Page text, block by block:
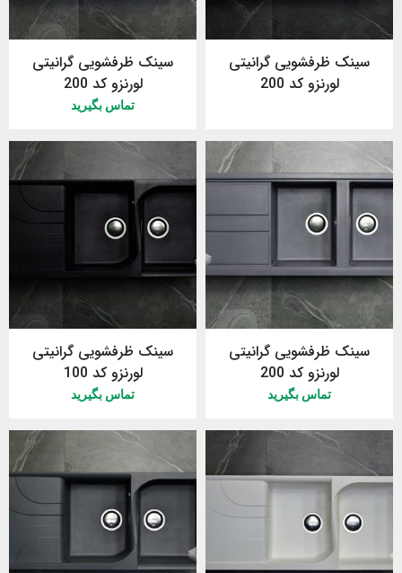
سینک ظرفشویی گرانیتی
لورنزو کد 200
سینک ظرفشویی گرانیتی
لورنزو کد 200
تماس بگیرید
سینک ظرفشویی گرانیتی
لورنزو کد 200
تماس بگیرید
سینک ظرفشویی گرانیتی
لورنزو کد 100
تماس بگیرید